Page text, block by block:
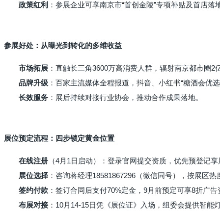
政策红利 ：参展企业可享南京市“首创金陵”专项补贴及首店落
参展好处：从曝光到转化的多维收益
市场拓展 ：直触长三角3600万高消费人群，辐射南京都市圈2
品牌升级 ：百家主流媒体全程报道，抖音、小红书“糖酒会优
长效服务 ：展后持续对接行业协会，推动合作成果落地。
展位预定流程：四步锁定黄金位置
在线注册 （4月1日启动）：登录官网提交资质，优先预登记
展位选择 ：咨询蒋经理18581867296（微信同号），按展区
签约付款 ：签订合同后支付70%定金，9月前预定可享8折广告
布展对接：10月14-15日凭《展位证》入场，组委会提供智能